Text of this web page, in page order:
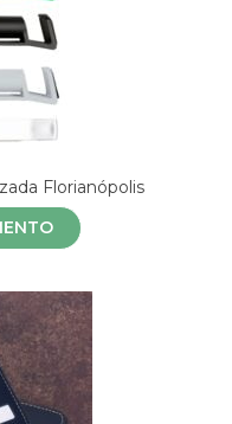
Florianópolis